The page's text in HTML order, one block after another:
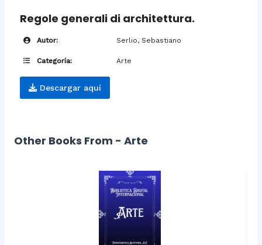
Regole generali di architettura.
Autor: Serlio, Sebastiano
Categoría: Arte
Descargar aquí
Other Books From - Arte